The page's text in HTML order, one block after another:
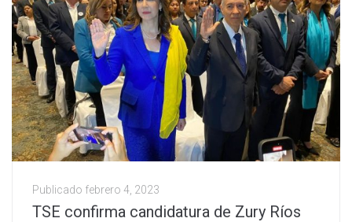
Publicado febrero 4, 2023
TSE confirma candidatura de Zury Ríos